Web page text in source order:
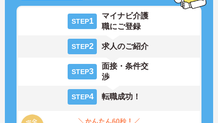
STEP1
マイナビ介護
職にご登録
STEP2 求人のご紹介
STEP3
面接・条件交
渉
STEP4 転職成功！